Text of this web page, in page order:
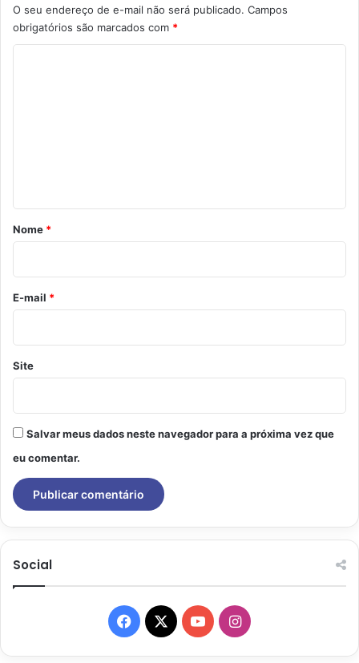
O seu endereço de e-mail não será publicado. Campos
obrigatórios são marcados com *
r
o
*
Nome *
E-mail *
Site
Salvar meus dados neste navegador para a próxima vez que
eu comentar.
Social
Facebook
X YouTubeInstagram